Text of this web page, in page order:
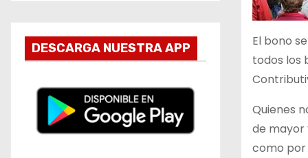
DESCARGA NUESTRA APP
El bono
todos los
Quienes
de mayor
como por